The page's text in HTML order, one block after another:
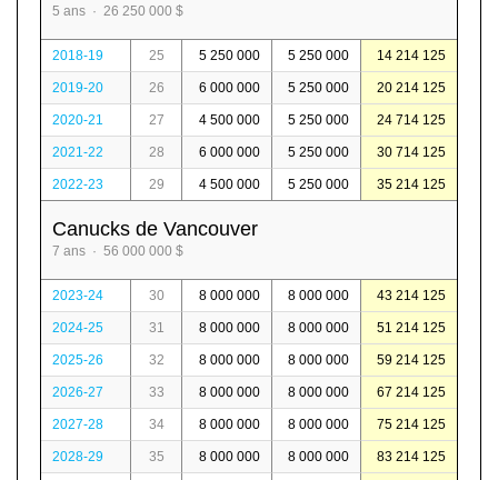
5 ans · 26 250 000 $
2018-19 25 5 250 000 5 250 000 14 214 125
2019-20 26 6 000 000 5 250 000 20 214 125
2020-21 27 4 500 000 5 250 000 24 714 125
2021-22 28 6 000 000 5 250 000 30 714 125
2022-23 29 4 500 000 5 250 000 35 214 125
Canucks de Vancouver
7 ans · 56 000 000 $
2023-24 30 8 000 000 8 000 000 43 214 125
2024-25 31 8 000 000 8 000 000 51 214 125
2025-26 32 8 000 000 8 000 000 59 214 125
2026-27 33 8 000 000 8 000 000 67 214 125
2027-28 34 8 000 000 8 000 000 75 214 125
2028-29 35 8 000 000 8 000 000 83 214 125